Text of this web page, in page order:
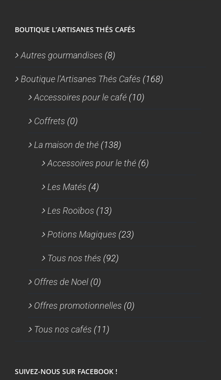
BOUTIQUE L’ARTISANES THÉS CAFÉS
Autres gourmandises (8)
Boutique l'Artisanes Thés Cafés (168)
Accessoires pour le café (10)
Coffrets (0)
La maison de thé (138)
Accessoires pour le thé (6)
Les Matés (4)
Les Rooïbos (13)
Potions Magiques (23)
Tous nos thés (92)
Offres de Noel (0)
Offres promotionnelles (0)
Tous nos cafés (11)
SUIVEZ-NOUS SUR FACEBOOK !